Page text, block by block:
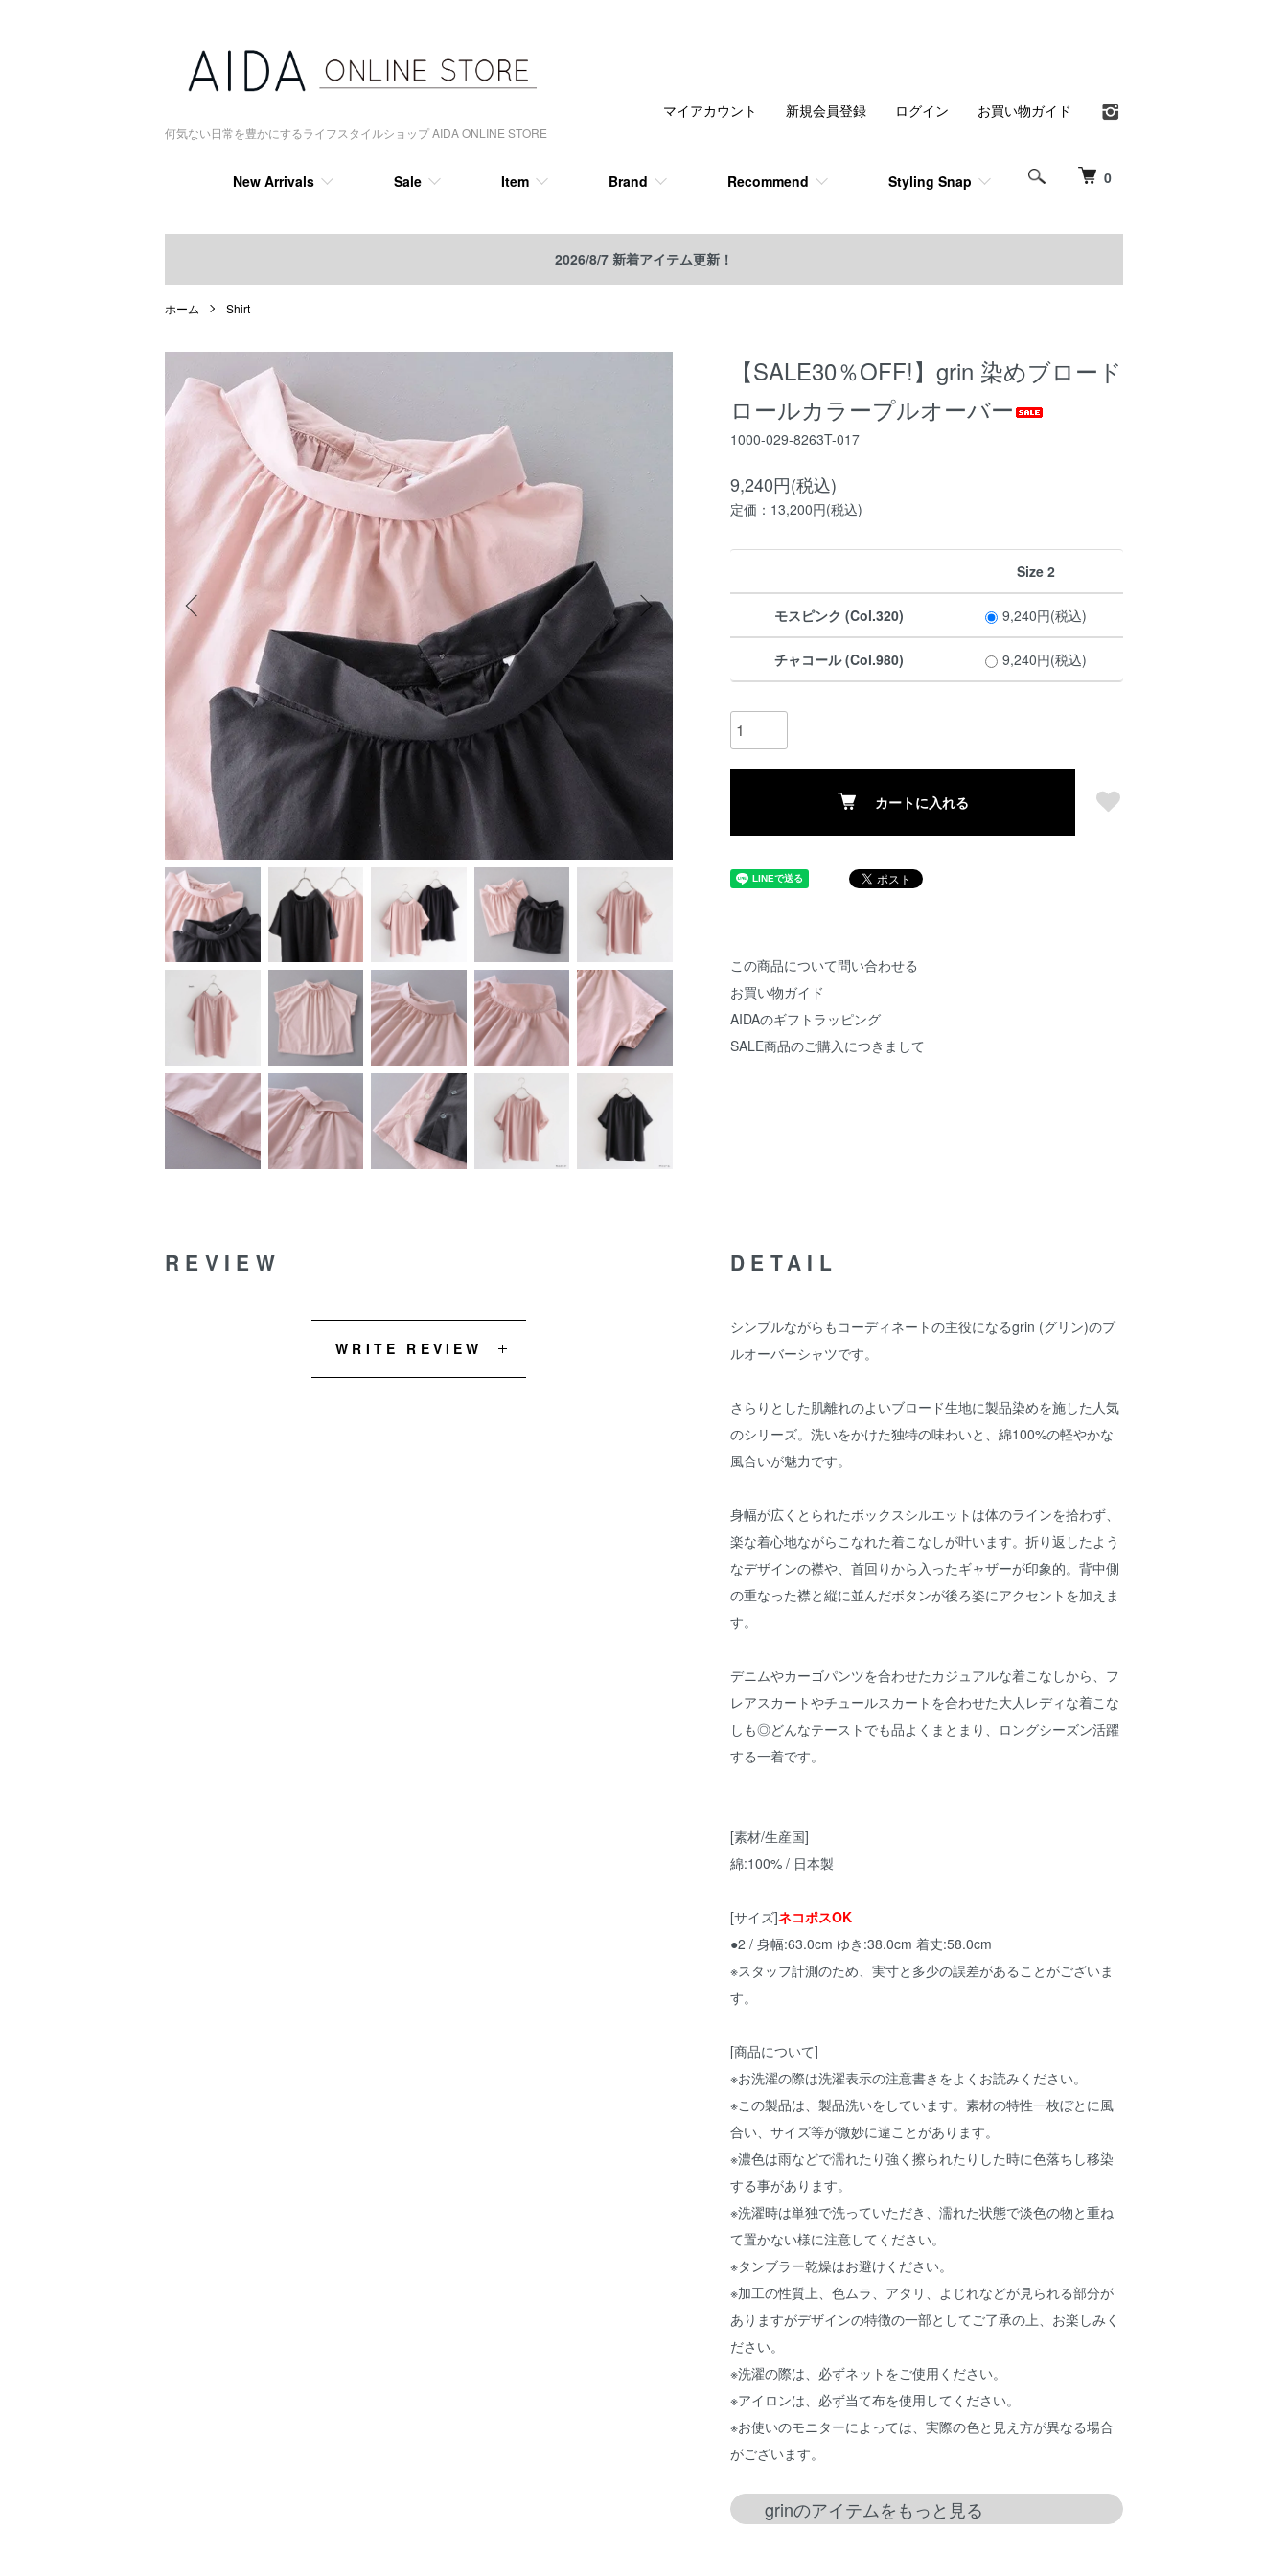
何気ない日常を豊かにするライフスタイルショップ AIDA ONLINE STORE
0
New Arrivals Sale Item Brand Recommend Styling Snap
マイアカウント 新規会員登録 ログイン お買い物ガイド
2026/8/7 新着アイテム更新！
ホーム Shirt
【SALE30％OFF!】grin 染めブロード
ロールカラープルオーバー
1000-029-8263T-017
9,240円(税込)
定価：13,200円(税込)
Size 2
モスピンク (Col.320) 9,240円(税込)
チャコール (Col.980) 9,240円(税込)
カートに入れる
この商品について問い合わせる
お買い物ガイド
AIDAのギフトラッピング
SALE商品のご購入につきまして
DETAIL
シンプルながらもコーディネートの主役になるgrin (グリン)のプ
ルオーバーシャツです。
さらりとした肌離れのよいブロード生地に製品染めを施した人気
のシリーズ。洗いをかけた独特の味わいと、綿100%の軽やかな
風合いが魅力です。
身幅が広くとられたボックスシルエットは体のラインを拾わず、
楽な着心地ながらこなれた着こなしが叶います。折り返したよう
なデザインの襟や、首回りから入ったギャザーが印象的。背中側
の重なった襟と縦に並んだボタンが後ろ姿にアクセントを加えま
す。
デニムやカーゴパンツを合わせたカジュアルな着こなしから、フ
レアスカートやチュールスカートを合わせた大人レディな着こな
しも◎どんなテーストでも品よくまとまり、ロングシーズン活躍
する一着です。
[素材/生産国]
綿:100% / 日本製
[サイズ]ネコポスOK
●2 / 身幅:63.0cm ゆき:38.0cm 着丈:58.0cm
※スタッフ計測のため、実寸と多少の誤差があることがございま
す。
[商品について]
※お洗濯の際は洗濯表示の注意書きをよくお読みください。
※この製品は、製品洗いをしています。素材の特性一枚ぼとに風
合い、サイズ等が微妙に違ことがあります。
※濃色は雨などで濡れたり強く擦られたりした時に色落ちし移染
する事があります。
※洗濯時は単独で洗っていただき、濡れた状態で淡色の物と重ね
て置かない様に注意してください。
※タンブラー乾燥はお避けください。
※加工の性質上、色ムラ、アタリ、よじれなどが見られる部分が
ありますがデザインの特徴の一部としてご了承の上、お楽しみく
ださい。
※洗濯の際は、必ずネットをご使用ください。
※アイロンは、必ず当て布を使用してください。
※お使いのモニターによっては、実際の色と見え方が異なる場合
がございます。
grinのアイテムをもっと見る
REVIEW
WRITE REVIEW